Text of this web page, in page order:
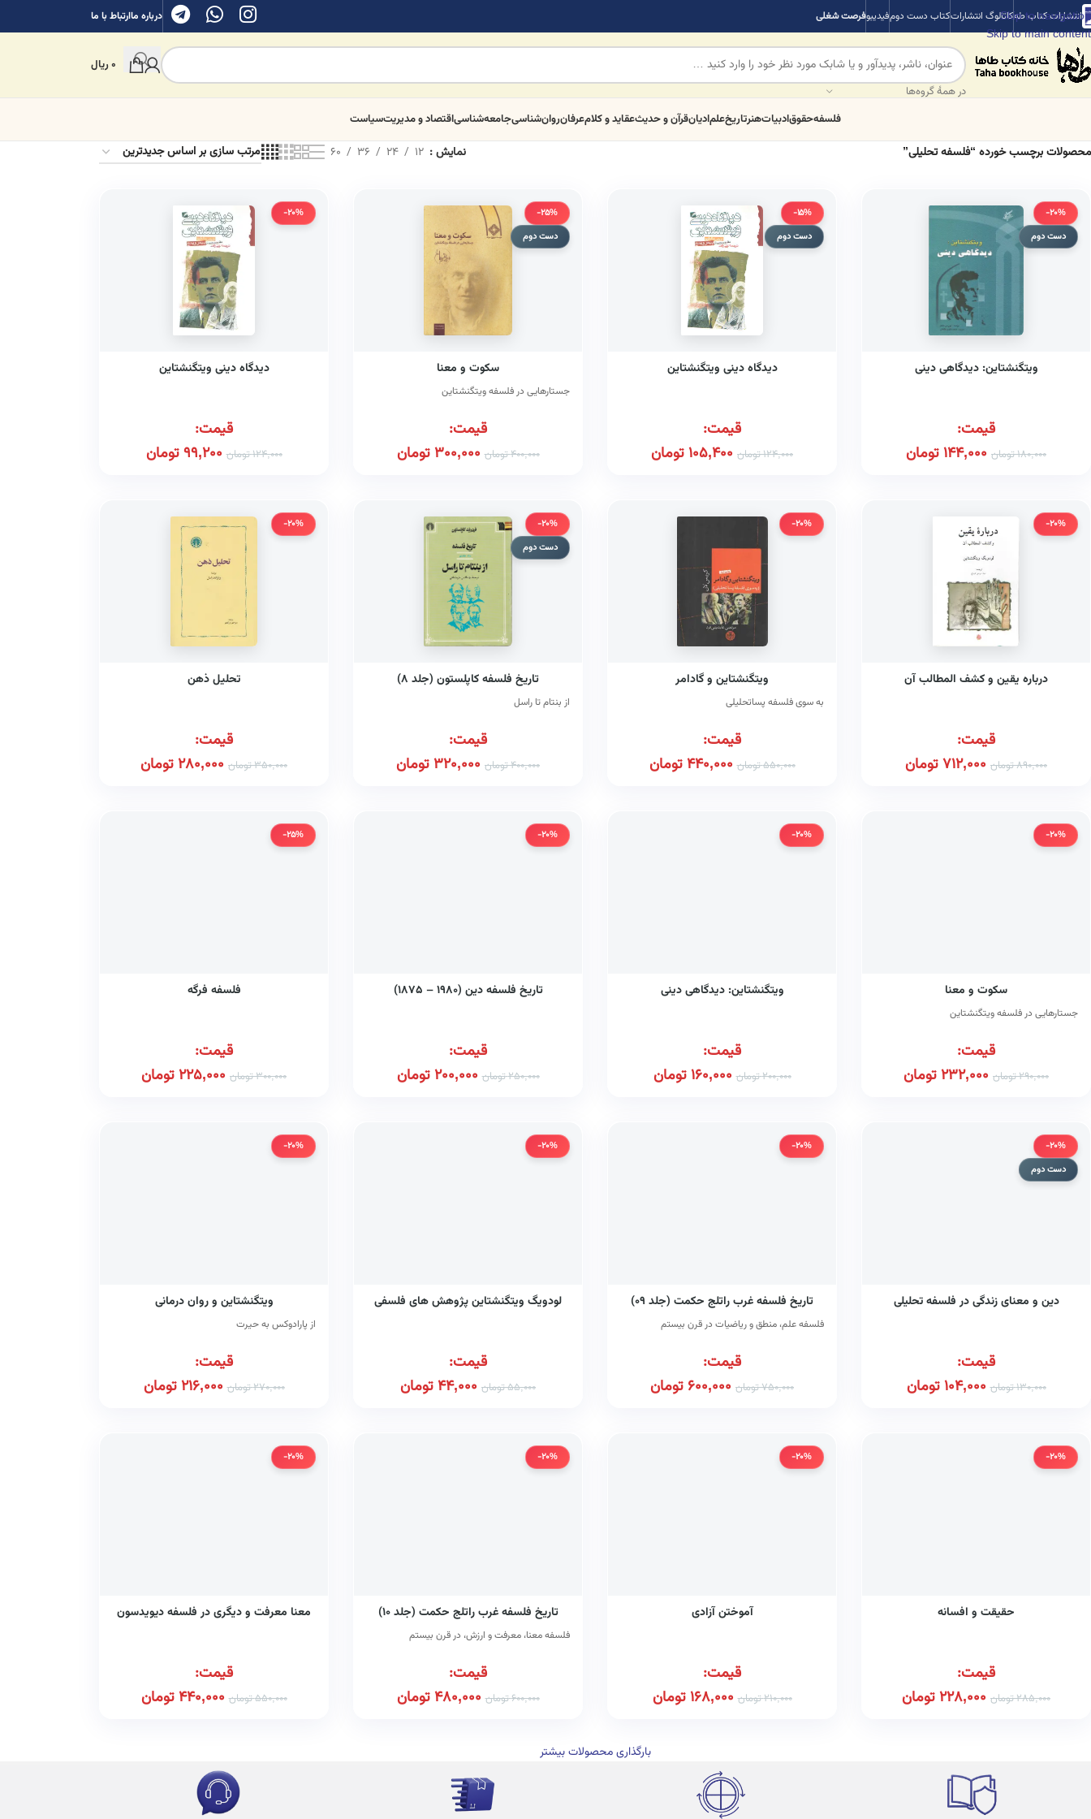
Skip to navigation
Skip to main content
انتشارات کتاب طهکاتالوگ انتشاراتکتاب دست دومفیدیبوفرصت شغلی درباره ماارتباط با ما
در همهٔ گروه‌ها
0ریال
فلسفهحقوقادبیاتهنرتاریخعلمادیانقرآن و حدیثعقاید و کلامعرفانروان‌شناسیجامعه‌شناسیاقتصاد و مدیریتسیاست
محصولات برچسب خورده “فلسفه تحلیلی” نمایش 12
24
36
60
-20%
دست دوم
ویتگنشتاین: دیدگاهی دینی
قیمت:
180,000تومان 144,000تومان
-15%
دست دوم
دیدگاه دینی ویتگنشتاین
قیمت:
124,000تومان 105,400تومان
-25%
دست دوم
سکوت و معنا
جستارهایی در فلسفه ویتگنشتاین
قیمت:
400,000تومان 300,000تومان
-20%
دیدگاه دینی ویتگنشتاین
قیمت:
124,000تومان 99,200تومان
-20%
درباره یقین و کشف المطالب آن
قیمت:
890,000تومان 712,000تومان
-20%
ویتگنشتاین و گادامر
به سوی فلسفه پساتحلیلی
قیمت:
550,000تومان 440,000تومان
-20%
دست دوم
تاریخ فلسفه کاپلستون (جلد ۸)
از بنتام تا راسل
قیمت:
400,000تومان 320,000تومان
-20%
تحلیل ذهن
قیمت:
350,000تومان 280,000تومان
-20%
سکوت و معنا
جستارهایی در فلسفه ویتگنشتاین
قیمت:
290,000تومان 232,000تومان
-20%
ویتگنشتاین: دیدگاهی دینی
قیمت:
200,000تومان 160,000تومان
-20%
تاریخ فلسفه دین (۱۹۸۰ – ۱۸۷۵)
قیمت:
250,000تومان 200,000تومان
-25%
فلسفه فرگه
قیمت:
300,000تومان 225,000تومان
-20%
دست دوم
دین و معنای زندگی در فلسفه تحلیلی
قیمت:
130,000تومان 104,000تومان
-20%
تاریخ فلسفه غرب راتلج حکمت (جلد ۰۹)
فلسفه علم، منطق و ریاضیات در قرن بیستم
قیمت:
750,000تومان 600,000 تومان
-20%
لودویگ ویتگنشتاین پژوهش های فلسفی
قیمت:
55,000تومان 44,000تومان
-20%
ویتگنشتاین و روان درمانی
از پارادوکس به حیرت
قیمت:
270,000تومان 216,000تومان
-20%
حقیقت و افسانه
قیمت:
285,000تومان 228,000تومان
-20%
آموختن آزادی
قیمت:
210,000تومان 168,000تومان
-20%
تاریخ فلسفه غرب راتلج حکمت (جلد ۱۰)
فلسفه معنا، معرفت و ارزش، در قرن بیستم
قیمت:
600,000تومان 480,000تومان
-20%
معنا معرفت و دیگری در فلسفه دیویدسون
قیمت:
550,000تومان 440,000تومان
بارگذاری محصولات بیشتر